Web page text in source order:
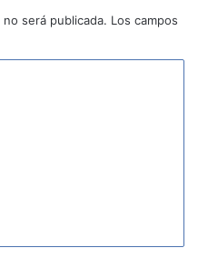
será publicada. Los campos